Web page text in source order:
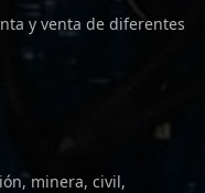
y venta de diferentes
minera, civil,